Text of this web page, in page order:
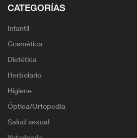
CATEGORÍAS
Infantil
Cosmética
Dietética
Herbolario
Higiene
Óptica/Ortopedia
Salud sexual